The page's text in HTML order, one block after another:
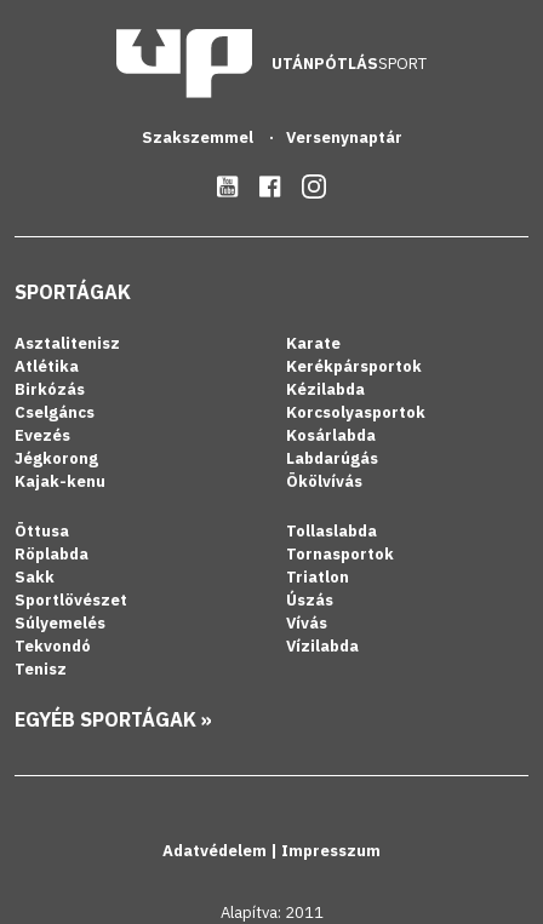
UTÁNPÓTLÁSSPORT
Szakszemmel Versenynaptár
SPORTÁGAK
Asztalitenisz
Atlétika
Birkózás
Cselgáncs
Evezés
Jégkorong
Kajak-kenu
Karate
Kerékpársportok
Kézilabda
Korcsolyasportok
Kosárlabda
Labdarúgás
Ökölvívás
Öttusa
Röplabda
Sakk
Sportlövészet
Súlyemelés
Tekvondó
Tenisz
Tollaslabda
Tornasportok
Triatlon
Úszás
Vívás
Vízilabda
EGYÉB SPORTÁGAK »
Adatvédelem | Impresszum
Alapítva: 2011